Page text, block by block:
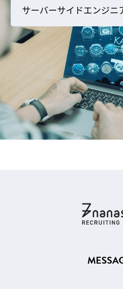
サーバーサイドエンジニ